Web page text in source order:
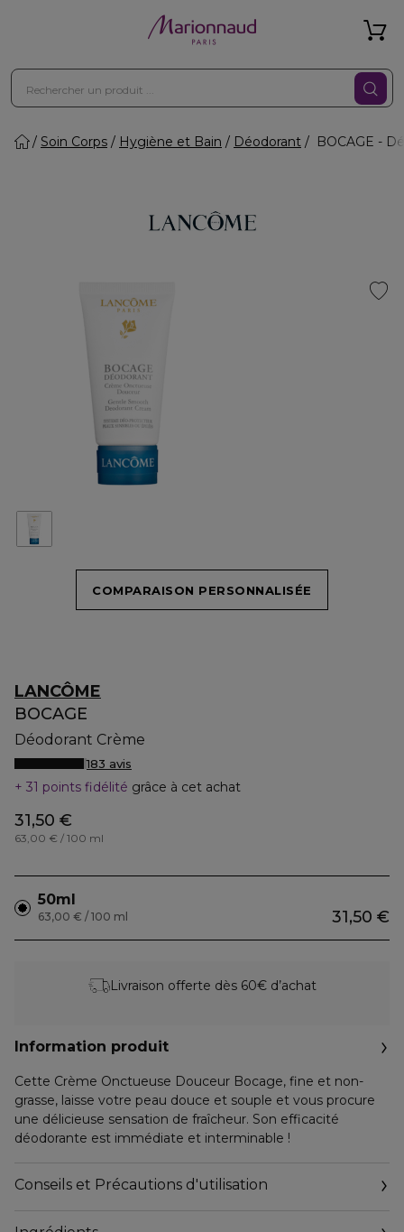
Soin Corps Hygiène et Bain Déodorant BOCAGE -
COMPARAISON PERSONNALISÉE
LANCÔME
BOCAGE
Déodorant Crème
183 avis
31 points fidélité grâce à cet achat
31,50 €
63,00 € / 100 ml
50ml
31,50 €
63,00 € / 100 ml
Livraison offerte dès 60€ d’achat
Information produit
Cette Crème Onctueuse Douceur Bocage, fine et non-
grasse, laisse votre peau douce et souple et vous procure
une délicieuse sensation de fraîcheur. Son efficacité
déodorante est immédiate et interminable !
Conseils et Précautions d'utilisation